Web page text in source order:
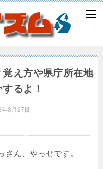
え方や県庁所在地
るよ！
年8月27日
さん、やっせです。